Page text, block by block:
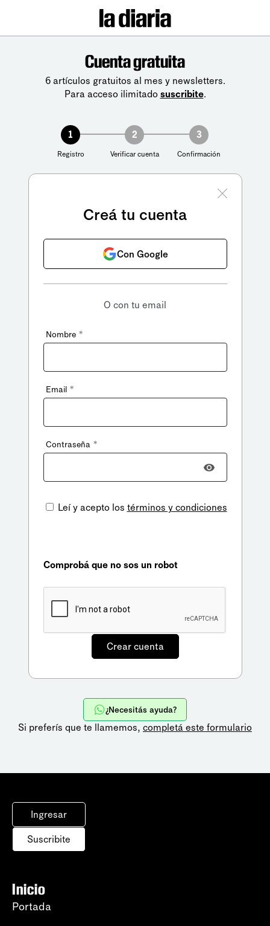
Cuenta gratuita
6 artículos gratuitos al mes y newsletters.
Para acceso ilimitado suscribite.
1
Registro
2
Verificar cuenta
3
Confirmación
Creá tu cuenta
Con Google
O con tu email
Nombre *
Email *
Contraseña *
Leí y acepto los términos y condiciones
Comprobá que no sos un robot
¿Necesitás ayuda?
Si preferís que te llamemos, completá este formulario
Ingresar
Suscribite
Inicio
Portada